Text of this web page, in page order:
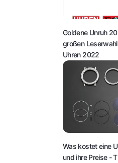
Goldene Unruh
großen Leserwahl
Uhren 2022
Was kostet eine
und ihre Preise -